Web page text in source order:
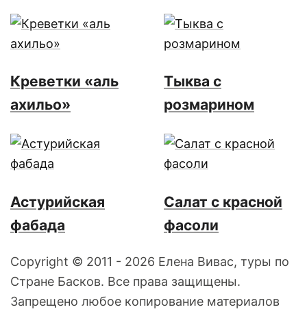
Креветки «аль
ахильо»
Тыква с
розмарином
Астурийская
фабада
Салат с красной
фасоли
Copyright © 2011 - 2026 Елена Вивас, туры по
Стране Басков. Все права защищены.
Запрещено любое копирование материалов